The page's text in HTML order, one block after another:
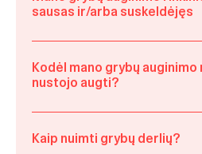
sausas ir/arba suskeldėjęs
Kodėl mano grybų
nustojo augti?
Kaip nuimti grybų derlių?